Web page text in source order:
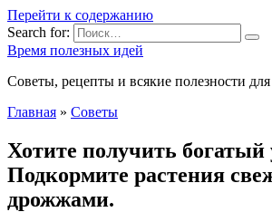
Перейти к содержанию
Search for:
Время полезных идей
Советы, рецепты и всякие полезности для
Главная » Советы
Хотите получить богатый
Подкормите растения
дрожжами.